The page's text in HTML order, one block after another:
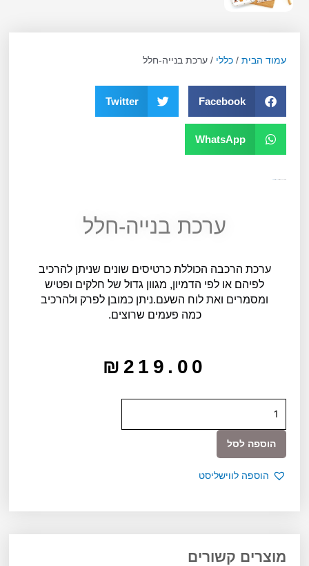
עמוד הבית /כללי / ערכת בנייה-חלל
Facebook
Twitter
WhatsApp
ערכת בנייה-חלל
ערכת הרכבה הכוללת כרטיסים שונים שניתן להרכיב
לפיהם או לפי הדמיון, מגוון גדול של חלקים ופטיש
ומסמרים ואת לוח השעם.ניתן כמובן לפרק ולהרכיב
כמה פעמים שרוצים.
₪ 219.00
של
ערכת
הוספה לסל
הוספה לווישליסט
מוצרים קשורים